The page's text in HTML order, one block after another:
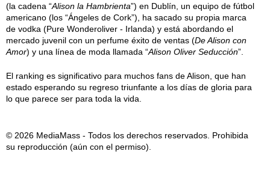
(la cadena “Alison la Hambrienta”) en Dublín, un equipo de fútbol
americano (los “Ángeles de Cork”), ha sacado su propia marca
de vodka (Pure Wonderoliver - Irlanda) y está abordando el
mercado juvenil con un perfume éxito de ventas (De Alison con
Amor) y una línea de moda llamada “Alison Oliver Seducción”.
El ranking es significativo para muchos fans de Alison, que han
estado esperando su regreso triunfante a los días de gloria para
lo que parece ser para toda la vida.
© 2026 MediaMass - Todos los derechos reservados. Prohibida
su reproducción (aún con el permiso).